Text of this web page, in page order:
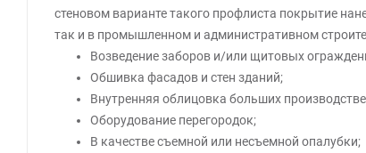
стеновом варианте такого профлиста покрытие
так и в промышленном и административном
Возведение заборов и/или щитовых
Обшивка фасадов и стен зданий;
Внутренняя облицовка больших
Оборудование перегородок;
В качестве съемной или несъемной опалубки;